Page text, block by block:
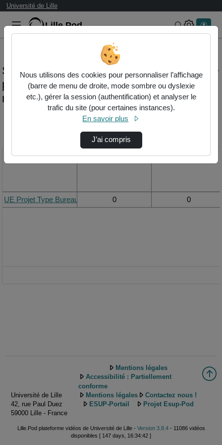
Université de Lille
Lille.Pod Rechercher
Statistiques de visualisation de la vidéo Ue
projet type bureau d'etude (master
réseaux et télécommunications)
Titre Vue de la journée Vue du mois
UE Projet Type Bureau d'Etude (Master Réseaux et
0 0
Université de Lille
42, rue Paul Duez
59000 Lille - France
Mentions légales
Accessibilité : Partiellement
conforme
Mentions légales
Contactez nous !
ESUP-Portail
Projet Esup-Pod
Lille.Pod plateforme vidéos de Université de Lille - Version 3.8.4- 11086 vidéos
disponibles [ 147 days, 16:34:42 ]
Nous utilisons des cookies pour personnaliser l’affichage
(barre de menu de droite, mode sombre ou dyslexie
etc.), gérer la session (authentification) et analyser le
trafic du site (pour certaines instances).
En savoir plus
J’ai compris